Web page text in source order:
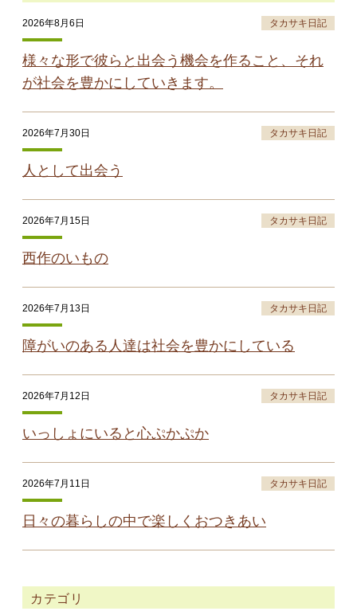
2026年8月6日 タカサキ日記
様々な形で彼らと出会う機会を作ること、それ
が社会を豊かにしていきます。
2026年7月30日 タカサキ日記
人として出会う
2026年7月15日 タカサキ日記
西作のいもの
2026年7月13日 タカサキ日記
障がいのある人達は社会を豊かにしている
2026年7月12日 タカサキ日記
いっしょにいると心ぷかぷか
2026年7月11日 タカサキ日記
日々の暮らしの中で楽しくおつきあい
カテゴリ